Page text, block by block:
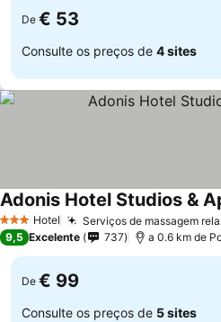
De € 53
Consulte os preços de 4 sites
3 EstrelasHotel Serviços de massagem
Adonis Hotel Studios &
9,5 Excelente 737 a 0.6 km de
De € 99
Consulte os preços de 5 sites